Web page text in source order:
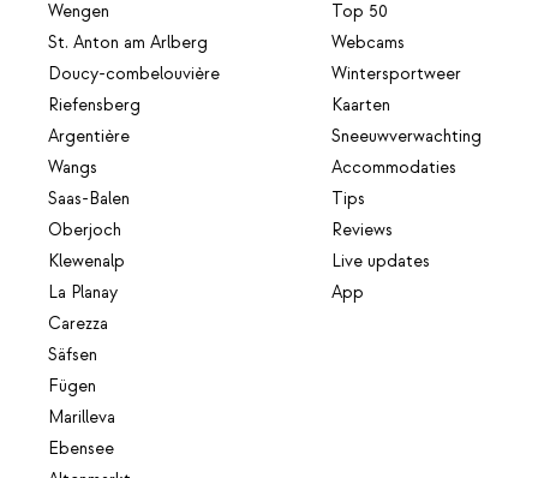
Wengen
St. Anton am Arlberg
Doucy-combelouvière
Riefensberg
Argentière
Wangs
Saas-Balen
Oberjoch
Klewenalp
La Planay
Carezza
Säfsen
Fügen
Marilleva
Ebensee
Top 50
Webcams
Wintersportweer
Kaarten
Sneeuwverwachting
Accommodaties
Tips
Reviews
Live updates
App